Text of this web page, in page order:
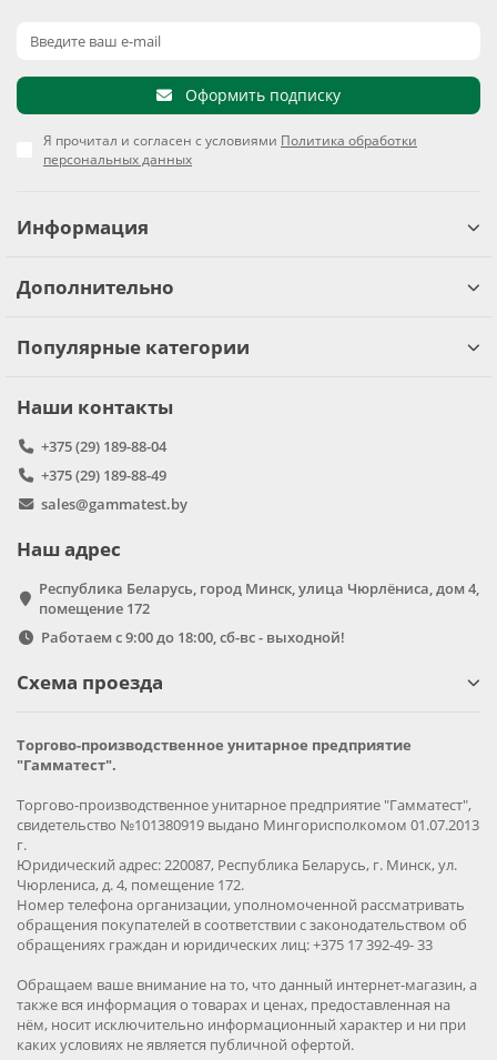
Оформить подписку
Я прочитал и согласен с условиями Политика обработки
персональных данных
Информация
Дополнительно
Популярные категории
Наши контакты
+375 (29) 189-88-04
+375 (29) 189-88-49
sales@gammatest.by
Наш адрес
Республика Беларусь, город Минск, улица Чюрлёниса, дом 4,
помещение 172
Работаем с 9:00 до 18:00, сб-вс - выходной!
Схема проезда
Торгово-производственное унитарное предприятие
"Гамматест".
Торгово-производственное унитарное предприятие "Гамматест",
свидетельство №101380919 выдано Мингорисполкомом 01.07.2013
г.
Юридический адрес: 220087, Республика Беларусь, г. Минск, ул.
Чюрлениса, д. 4, помещение 172.
Номер телефона организации, уполномоченной рассматривать
обращения покупателей в соответствии с законодательством об
обращениях граждан и юридических лиц: +375 17 392-49- 33
Обращаем ваше внимание на то, что данный интернет-магазин, а
также вся информация о товарах и ценах, предоставленная на
нём, носит исключительно информационный характер и ни при
каких условиях не является публичной офертой.